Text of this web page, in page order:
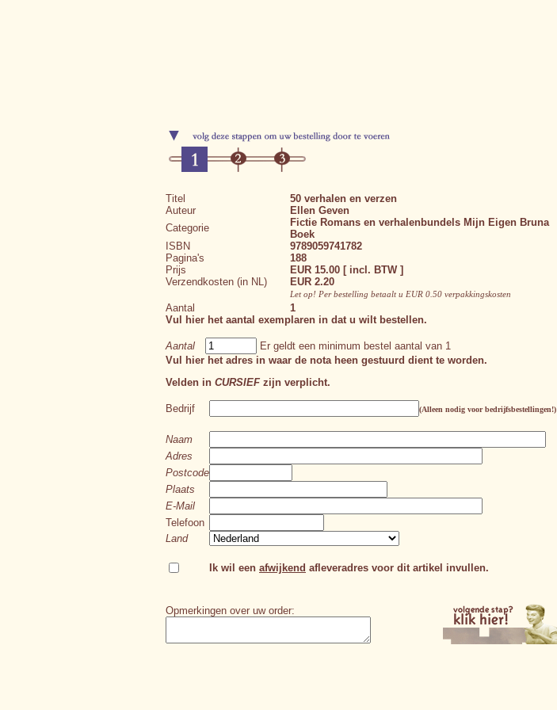
Titel
50 verhalen en verzen
Auteur
Ellen Geven
Categorie
Fictie Romans en verhalenbundels Mijn Eigen Bruna
Boek
ISBN
9789059741782
Pagina's
188
Prijs
EUR 15.00 [ incl. BTW ]
Verzendkosten (in NL)
EUR 2.20
Let op! Per bestelling betaalt u EUR 0.50 verpakkingskosten
Aantal
1
Vul hier het aantal exemplaren in dat u wilt bestellen.
Aantal
Er geldt een minimum bestel aantal van 1
Vul hier het adres in waar de nota heen gestuurd dient te worden.
Velden in CURSIEF zijn verplicht.
Bedrijf (Alleen nodig voor bedrijfsbestellingen!)
Naam
Adres
Postcode
Plaats
E-Mail
Telefoon
Land
Ik wil een afwijkend afleveradres voor dit artikel invullen.
Opmerkingen over uw order: